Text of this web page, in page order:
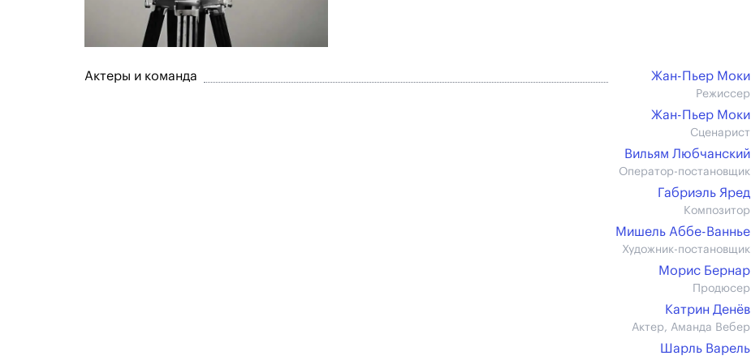
Актеры и команда Жан-Пьер Моки
Режиссер
Жан-Пьер Моки
Сценарист
Вильям Любчанский
Оператор-постановщик
Габриэль Яред
Композитор
Мишель Аббе-Ваннье
Художник-постановщик
Морис Бернар
Продюсер
Катрин Денёв
Актер, Аманда Вебер
Шарль Варель